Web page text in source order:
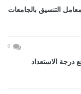
2026.. خدمات معامل التنسيق بالجامعات
0
درجة الاستعداد